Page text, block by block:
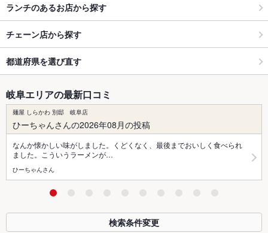
ランチのあるお店から探す
チェーン店から探す
都道府県を選び直す
岐阜エリアの最新口コミ
麺屋 しらかわ 別邸 岐阜店
ひーちゃんさんの2026年08月の投稿
なんか懐かしい味がしました。くどくなく、最後までおいしく食べられ
ました。こういうラーメンが…
ひーちゃんさん
検索条件変更